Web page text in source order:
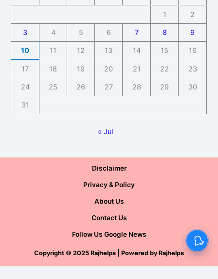
1 2
3 4 5 6 7 8 9
10 11 12 13 14 15 16
17 18 19 20 21 22 23
24 25 26 27 28 29 30
31
« Jul
Disclaimer
Privacy & Policy
About Us
Contact Us
Follow Us Google News
Copyright © 2025 Rajhelps | Powered by Rajhelps